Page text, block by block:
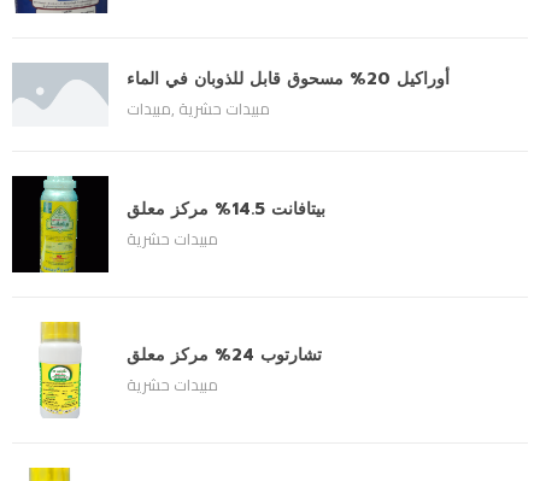
أوراكيل 20% مسحوق قابل للذوبان في الماء
مبيدات, مبيدات حشرية
بيتافانت 14.5% مركز معلق
مبيدات حشرية
تشارتوب 24% مركز معلق
مبيدات حشرية